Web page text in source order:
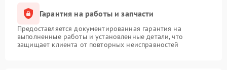
Гарантия на работы и запчасти
Предоставляется документированная гарантия на
выполненные работы и установленные детали, что
защищает клиента от повторных неисправностей